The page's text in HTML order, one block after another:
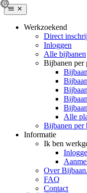
Werkzoekend
Direct
Inloggen
Alle bijbanen
Bijbanen per
Alle
Bijbanen per
Informatie
Ik ben
Over
FAQ
Contact